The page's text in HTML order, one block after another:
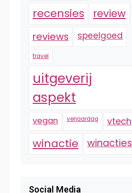
recensies review
reviews speelgoed
travel
uitgeverij
aspekt
vegan verjaardag vtech
winactie winacties
Social Media